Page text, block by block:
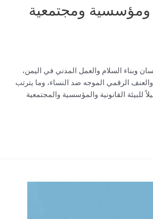
ومؤسسية ومجتمعية
وبناء السلام والعمل المدني في اليمن،
الرقمي الموجه ضد النساء، وما يترتب
للبيئة القانونية والمؤسسية والمجتمعية